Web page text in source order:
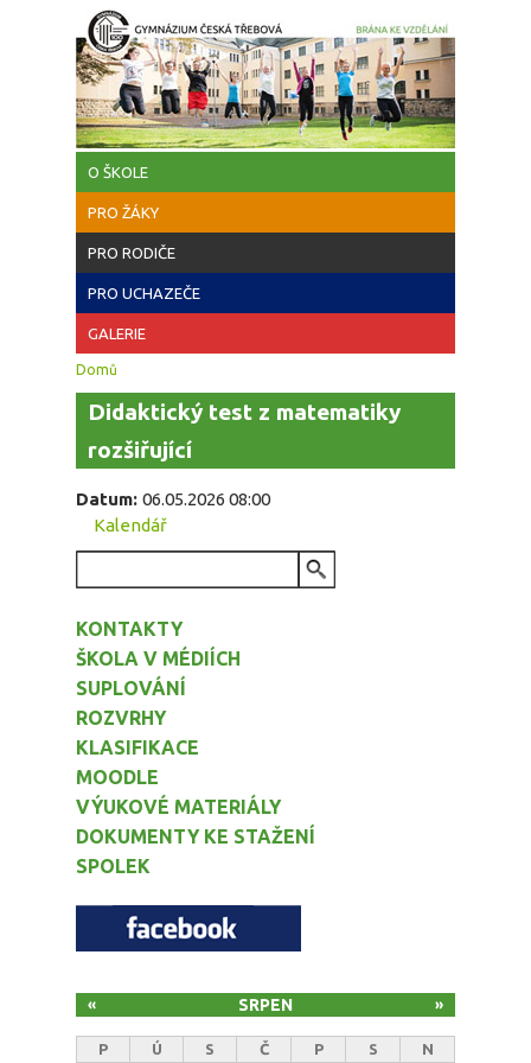
Přejít k hlavnímu obsahu
O ŠKOLE
PRO ŽÁKY
PRO RODIČE
PRO UCHAZEČE
GALERIE
Jste zde
Domů
Didaktický test z matematiky
rozšiřující
Datum: 06.05.2026 08:00
Kalendář
KONTAKTY
ŠKOLA V MÉDIÍCH
SUPLOVÁNÍ
ROZVRHY
KLASIFIKACE
MOODLE
VÝUKOVÉ MATERIÁLY
DOKUMENTY KE STAŽENÍ
SPOLEK
SRPEN
« »
P Ú S Č P S N